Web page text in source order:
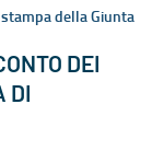
della Giunta
DEI